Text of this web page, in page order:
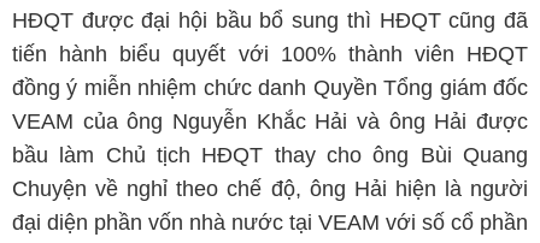
HĐQT được đại hội bầu bổ sung thì HĐQT cũng đã
tiến hành biểu quyết với 100% thành viên HĐQT
đồng ý miễn nhiệm chức danh Quyền Tổng giám đốc
VEAM của ông Nguyễn Khắc Hải và ông Hải được
bầu làm Chủ tịch HĐQT thay cho ông Bùi Quang
Chuyện về nghỉ theo chế độ, ông Hải hiện là người
đại diện phần vốn nhà nước tại VEAM với số cổ phần